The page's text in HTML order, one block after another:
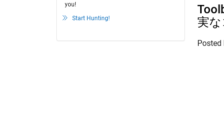
you!
Start Hunting!
実
Posted